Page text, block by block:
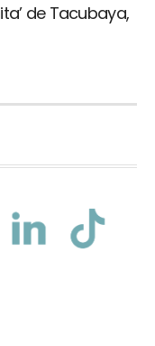
de Tacubaya,